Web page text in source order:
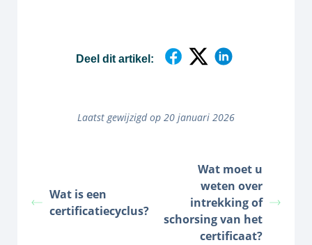
Deel dit artikel:
Laatst gewijzigd op 20 januari 2026
Wat is een
certificatiecyclus?
Wat moet u
weten over
intrekking of
schorsing van het
certificaat?